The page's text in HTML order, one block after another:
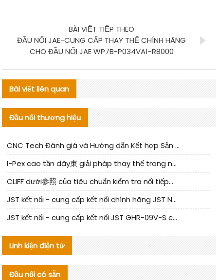
BÀI VIẾT TIẾP THEO
ĐẦU NỐI JAE-CUNG CẤP THAY THẾ CHÍNH HÃNG
CHO ĐẦU NỐI JAE WP7B-P034VA1-R8000
Bài viết liên quan
Đầu nối thương hiệu
CNC Tech Đánh giá và Hướng dẫn Kết hợp Sản xuất Linh kiện Cable Nội địa
I-Pex cao tần dây束 giải pháp thay thế trong nước phân tích
CLIFF dưới参照 của tiêu chuẩn kiểm tra nối tiếp器 trong nước được cập nhật
JST kết nối - cung cấp kết nối chính hãng JST NSHR-02V-S | sản phẩm thay thế
JST kết nối - cung cấp kết nối JST GHR-09V-S chính hãng | hàng thay thế
Linh kiện điện tử
Đầu nối có sẵn